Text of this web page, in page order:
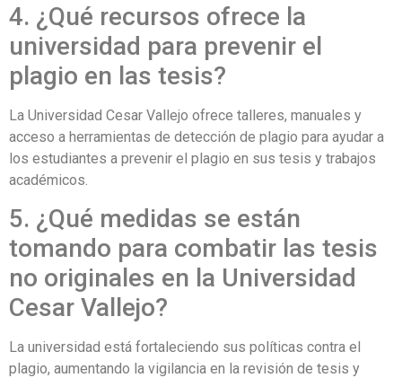
4. ¿Qué recursos ofrece la
universidad para prevenir el
plagio en las tesis?
La Universidad Cesar Vallejo ofrece talleres, manuales y
acceso a herramientas de detección de plagio para ayudar a
los estudiantes a prevenir el plagio en sus tesis y trabajos
académicos.
5. ¿Qué medidas se están
tomando para combatir las tesis
no originales en la Universidad
Cesar Vallejo?
La universidad está fortaleciendo sus políticas contra el
plagio, aumentando la vigilancia en la revisión de tesis y